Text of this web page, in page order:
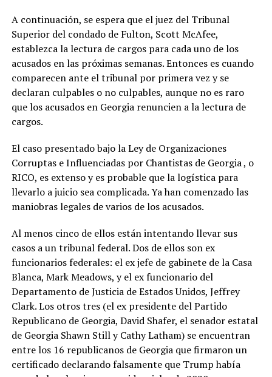
A continuación, se espera que el juez del Tribunal
Superior del condado de Fulton, Scott McAfee,
establezca la lectura de cargos para cada uno de los
acusados ​​en las próximas semanas. Entonces es cuando
comparecen ante el tribunal por primera vez y se
declaran culpables o no culpables, aunque no es raro
que los acusados ​​en Georgia renuncien a la lectura de
cargos.
El caso presentado bajo la Ley de Organizaciones
Corruptas e Influenciadas por Chantistas de Georgia , o
RICO, es extenso y es probable que la logística para
llevarlo a juicio sea complicada. Ya han comenzado las
maniobras legales de varios de los acusados.
Al menos cinco de ellos están intentando llevar sus
casos a un tribunal federal. Dos de ellos son ex
funcionarios federales: el ex jefe de gabinete de la Casa
Blanca, Mark Meadows, y el ex funcionario del
Departamento de Justicia de Estados Unidos, Jeffrey
Clark. Los otros tres (el ex presidente del Partido
Republicano de Georgia, David Shafer, el senador estatal
de Georgia Shawn Still y Cathy Latham) se encuentran
entre los 16 republicanos de Georgia que firmaron un
certificado declarando falsamente que Trump había